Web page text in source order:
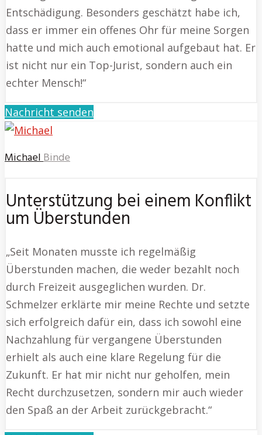
Entschädigung. Besonders geschätzt habe ich,
dass er immer ein offenes Ohr für meine Sorgen
hatte und mich auch emotional aufgebaut hat. Er
ist nicht nur ein Top-Jurist, sondern auch ein
echter Mensch!“
Nachricht senden
MichaelBinde
Unterstützung bei einem Konflikt
um Überstunden
„Seit Monaten musste ich regelmäßig
Überstunden machen, die weder bezahlt noch
durch Freizeit ausgeglichen wurden. Dr.
Schmelzer erklärte mir meine Rechte und setzte
sich erfolgreich dafür ein, dass ich sowohl eine
Nachzahlung für vergangene Überstunden
erhielt als auch eine klare Regelung für die
Zukunft. Er hat mir nicht nur geholfen, mein
Recht durchzusetzen, sondern mir auch wieder
den Spaß an der Arbeit zurückgebracht.“